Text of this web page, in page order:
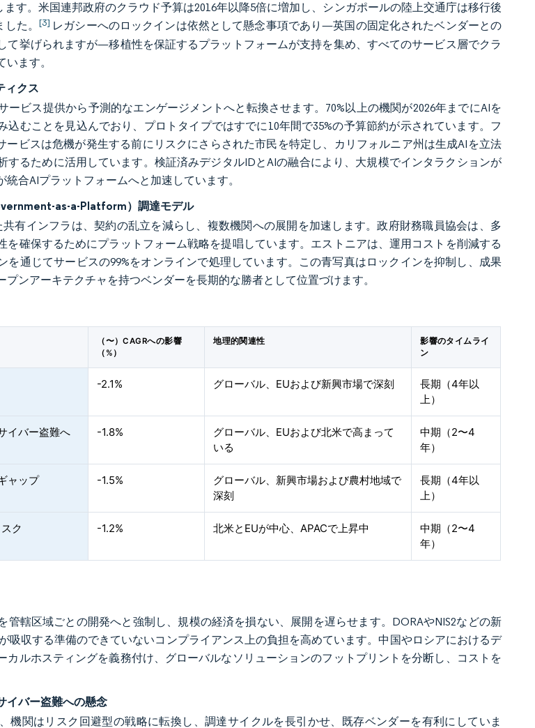
ます。米国連邦政府のクラウド予算は2016年以降5倍に増加し、シンガポールの陸上交通庁は移行後
た。 [3] レガシーへのロックインは依然として懸念事項であり—英国の固定化されたベンダーとの
て挙げられますが—移植性を保証するプラットフォームが支持を集め、すべてのサービス層でクラ
ます。
ィクス
ービス提供から予測的なエンゲージメントへと転換させます。70%以上の機関が2026年までにAIを
込むことを見込んでおり、プロトタイプではすでに10年間で35%の予算節約が示されています。フ
ービスは危機が発生する前にリスクにさらされた市民を特定し、カリフォルニア州は生成AIを立法
するために活用しています。検証済みデジタルIDとAIの融合により、大規模でインタラクションが
合AIプラットフォームへと加速しています。
as-a-Platform）調達モデル
有インフラは、契約の乱立を減らし、複数機関への展開を加速します。政府財務職員協会は、多
を確保するためにプラットフォーム戦略を提唱しています。エストニアは、運用コストを削減する
を通じてサービスの99%をオンラインで処理しています。この青写真はロックインを抑制し、成果
ンアーキテクチャを持つベンダーを長期的な勝者として位置づけます。
（〜）CAGRへの影響
（%）
地理的関連性
影響のタイムライ
ン
-2.1% グローバル、EUおよび新興市場で深刻
長期（4年以
上）
イバー盗難へ
-1.8%
グローバル、EUおよび北米で高まって
いる
中期（2〜4
年）
ャップ -1.5%
グローバル、新興市場および農村地域で
深刻
長期（4年以
上）
ク -1.2% 北米とEUが中心、APACで上昇中
中期（2〜4
年）
管轄区域ごとの開発へと強制し、規模の経済を損ない、展開を遅らせます。DORAやNIS2などの新
吸収する準備のできていないコンプライアンス上の負担を高めています。中国やロシアにおけるデ
カルホスティングを義務付け、グローバルなソリューションのフットプリントを分断し、コストを
イバー盗難への懸念
機関はリスク回避型の戦略に転換し、調達サイクルを長引かせ、既存ベンダーを有利にしていま